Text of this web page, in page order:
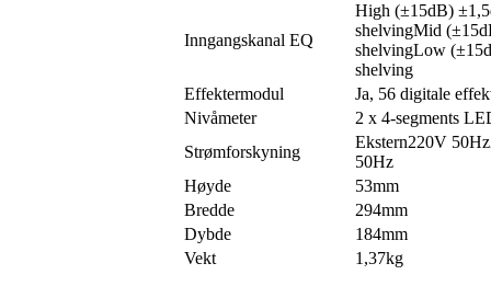
Inngangskanal EQ
High (±15dB)
shelvingMid
shelvingLow
shelving
Effektermodul
Ja, 56 digitale
Nivåmeter
2 x 4-segments
Strømforskyning
Ekstern220V
50Hz
Høyde
53mm
Bredde
294mm
Dybde
184mm
Vekt
1,37kg